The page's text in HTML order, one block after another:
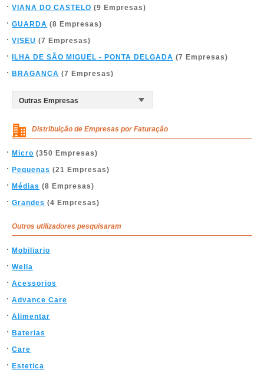
VIANA DO CASTELO (9 Empresas)
GUARDA (8 Empresas)
VISEU (7 Empresas)
ILHA DE SÃO MIGUEL - PONTA DELGADA (7 Empresas)
BRAGANÇA (7 Empresas)
Distribuição de Empresas por Faturação
Micro (350 Empresas)
Pequenas (21 Empresas)
Médias (8 Empresas)
Grandes (4 Empresas)
Outros utilizadores pesquisaram
Mobiliario
Wella
Acessorios
Advance Care
Alimentar
Baterias
Care
Estetica